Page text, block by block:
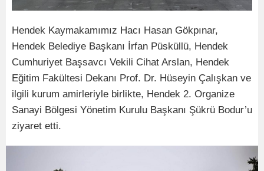
Hendek Kaymakamımız Hacı Hasan Gökpınar,
Hendek Belediye Başkanı İrfan Püsküllü, Hendek
Cumhuriyet Başsavcı Vekili Cihat Arslan, Hendek
Eğitim Fakültesi Dekanı Prof. Dr. Hüseyin Çalışkan ve
ilgili kurum amirleriyle birlikte, Hendek 2. Organize
Sanayi Bölgesi Yönetim Kurulu Başkanı Şükrü Bodur’u
ziyaret etti.